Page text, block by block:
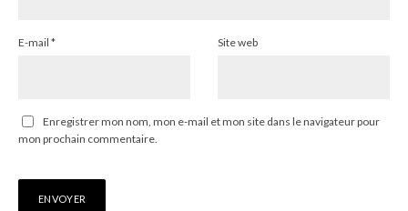
E-mail * Site web
Enregistrer mon nom, mon e-mail et mon site dans le navigateur pour
mon prochain commentaire.